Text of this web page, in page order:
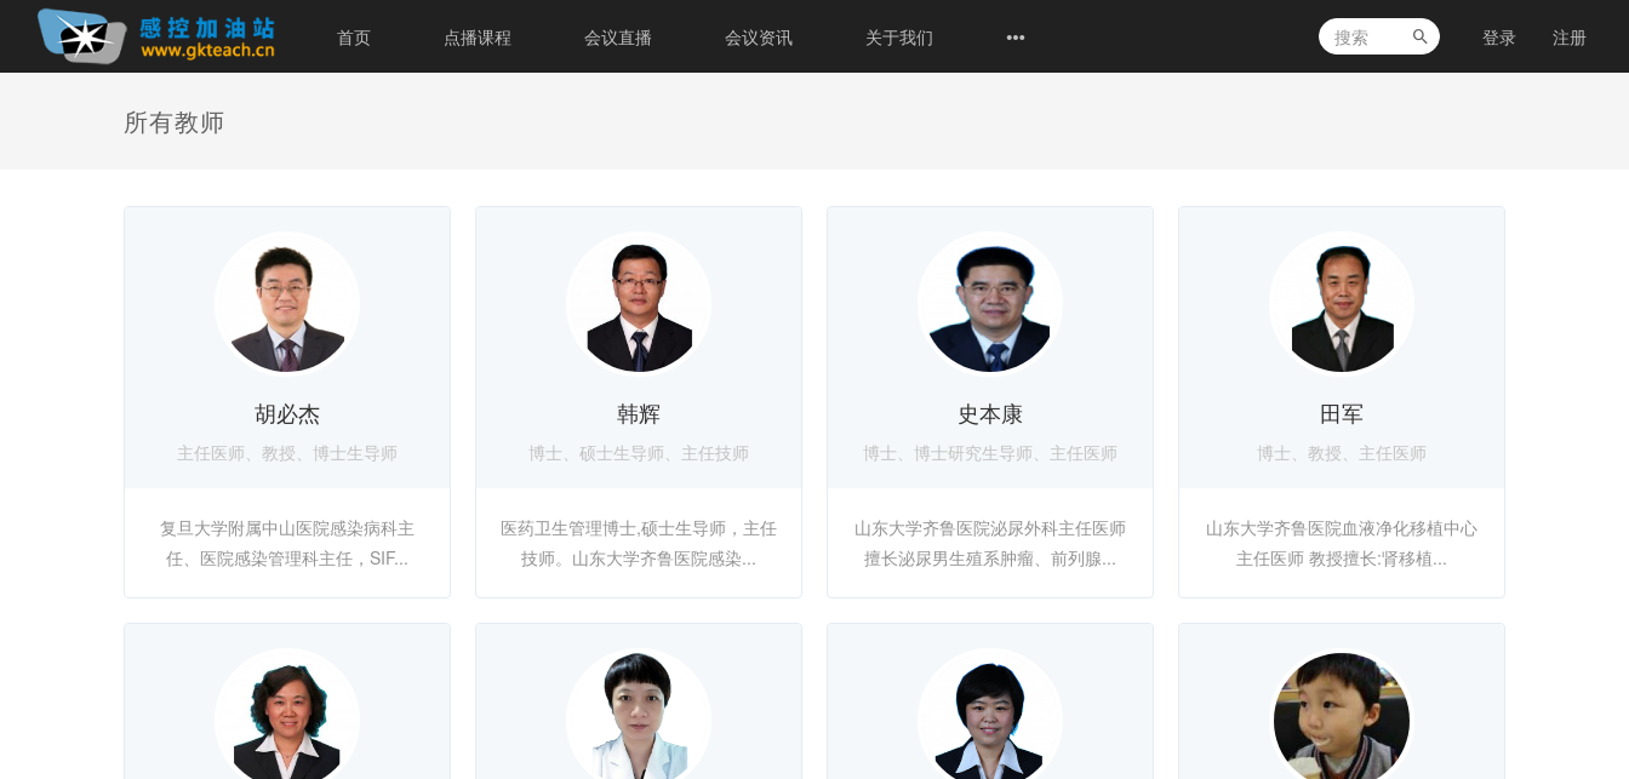
首页 点播课程 会议直播 会议资讯 关于我们 登录 注册
所有教师
胡必杰
主任医师、教授、博士生导师
复旦大学附属中山医院感染病科主
任、医院感染管理科主任，SIF...
韩辉
博士、硕士生导师、主任技师
医药卫生管理博士,硕士生导师，主任
技师。山东大学齐鲁医院感染...
史本康
博士、博士研究生导师、主任医师
山东大学齐鲁医院泌尿外科主任医师
擅长泌尿男生殖系肿瘤、前列腺...
田军
博士、教授、主任医师
山东大学齐鲁医院血液净化移植中心
主任医师 教授擅长:肾移植...